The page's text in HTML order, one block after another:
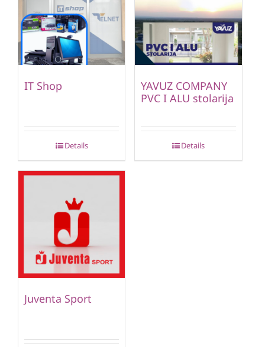
IT Shop
Details
YAVUZ COMPANY
PVC I ALU stolarija
Details
Juventa Sport